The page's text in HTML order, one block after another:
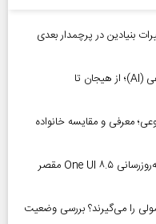
تغییرات بنیادین در پرچمدار بعدی
رشد خیره‌کننده بازار توکن‌های هوش مصنوعی (AI)؛ از هیجان تا
معرفی و مقایسه خانواده
بحران باتری در گوشی‌های سامسونگ؛ آیا به‌روزرسانی One UI ۸.۵ مقصر
را می‌گیرند؟ بررسی وضعیت